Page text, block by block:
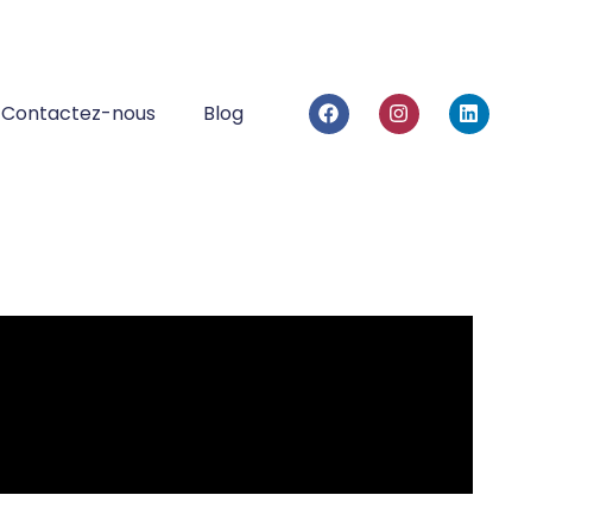
Contactez-nous Blog